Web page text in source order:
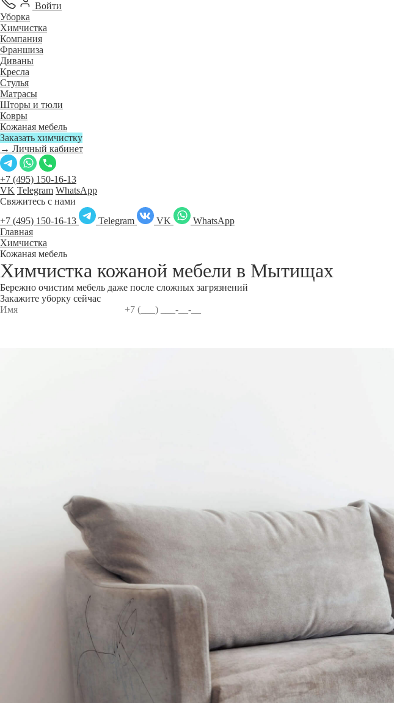
Войти
Уборка
Химчистка
Компания
Франшиза
Диваны
Кресла
Стулья
Матрасы
Шторы и тюли
Ковры
Кожаная мебель
Заказать химчистку
→ Личный кабинет
+7 (495) 150-16-13
VK Telegram WhatsApp
Свяжитесь с нами
+7 (495) 150-16-13
Telegram VK
WhatsApp
Главная
Химчистка
Кожаная мебель
Химчистка кожаной мебели в Мытищах
Бережно очистим мебель даже после сложных загрязнений
Закажите уборку сейчас